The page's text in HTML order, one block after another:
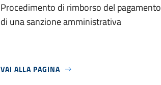
Procedimento di rimborso del pagamento
di una sanzione amministrativa
VAI ALLA PAGINA